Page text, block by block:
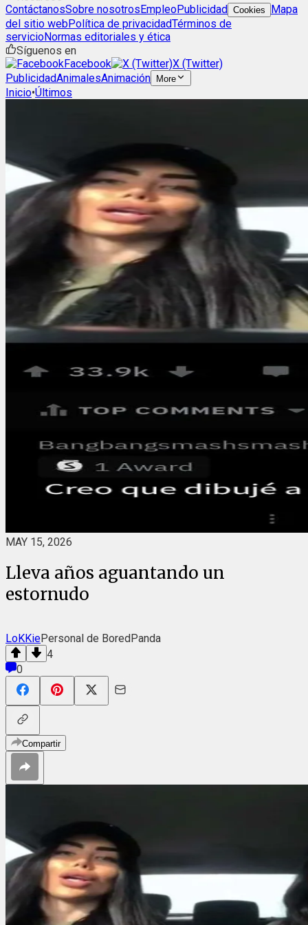
ContáctanosSobre nosotrosEmpleoPublicidad Cookies
Mapa
del sitio webPolítica de privacidadTérminos de
servicioNormas editoriales y ética
Síguenos en
Facebook
X (Twitter)
PublicidadAnimalesAnimación More
Inicio•Últimos
MAY 15, 2026
Lleva años aguantando un
estornudo
LoKKiePersonal de BoredPanda
4
0
Compartir